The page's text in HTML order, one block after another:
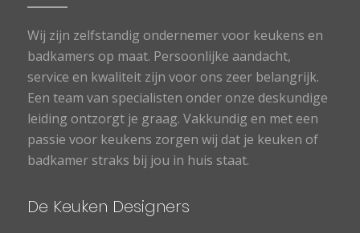
Wij zijn zelfstandig ondernemer voor keukens en
badkamers op maat. Persoonlijke aandacht,
service en kwaliteit zijn voor ons zeer belangrijk.
Een team van specialisten onder onze deskundige
leiding ontzorgt je graag. Vakkundig en met een
passie voor keukens zorgen wij dat je keuken of
badkamer straks bij jou in huis staat.
De Keuken Designers